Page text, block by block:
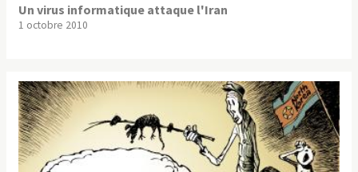
Un virus informatique attaque l'Iran
1 octobre 2010